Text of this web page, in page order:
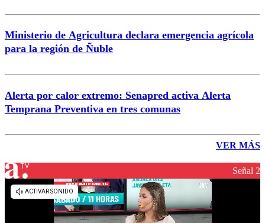
Ministerio de Agricultura declara emergencia agrícola
para la región de Ñuble
Alerta por calor extremo: Senapred activa Alerta
Temprana Preventiva en tres comunas
VER MÁS
Señal 2